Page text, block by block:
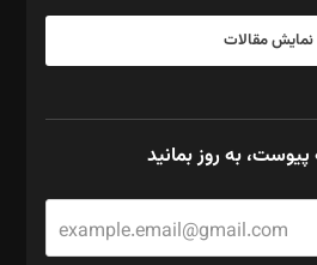
نمایش مقالات
پیوست، به روز بمانید